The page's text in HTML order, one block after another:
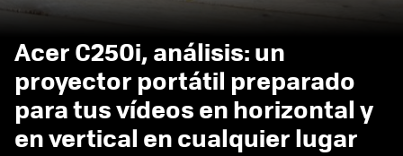
Acer C250i, análisis: un
proyector portátil preparado
para tus vídeos en horizontal y
en vertical en cualquier lugar